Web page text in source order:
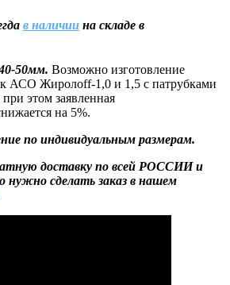
в наличии на складе в
50мм. Возможно изготовление
АСО Жиролоff-1,0 и 1,5 с патрубками
этом заявленная
на 5%.
по индивидуальным размерам.
доставку по всей РОССИИ и
нужно сделать заказ в нашем